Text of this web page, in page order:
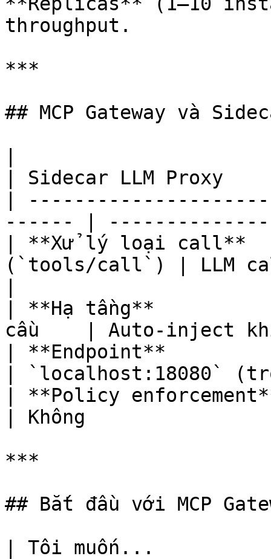
throughput.
***
## MCP Gateway và
| Sidecar LLM
|
------ |
| **Xử lý loại call**
(`tools/call`) | LLM
| **Hạ tầng**
cầu    | Auto-inject
| **Endpoint**
| `localhost:18080`
| **Policy
| Không
***
## Bắt đầu với MCP
| Tôi muốn...